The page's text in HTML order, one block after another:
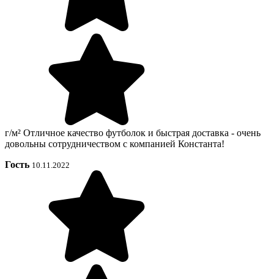
г/м² Отличное качество футболок и быстрая доставка - очень
довольны сотрудничеством с компанией Константа!
Гость 10.11.2022